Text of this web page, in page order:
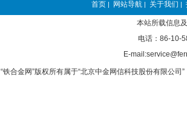
首页 | 网站导航 | 关于我们 |
本站所载信息
电话：86-10-
E-
“铁合金网”版权所有属于“北京中金网信科技股份有限公司